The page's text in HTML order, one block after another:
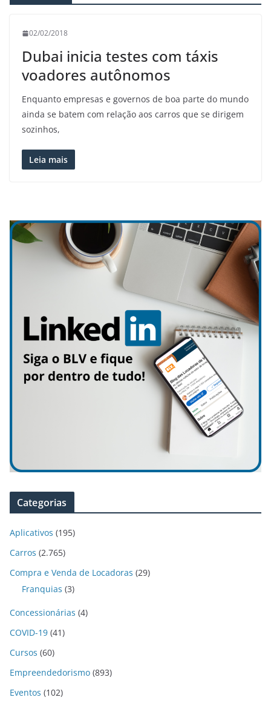
02/02/2018
Dubai inicia testes com táxis
voadores autônomos
Enquanto empresas e governos de boa parte do mundo
ainda se batem com relação aos carros que se dirigem
sozinhos,
Leia mais
Categorias
Aplicativos (195)
Carros (2.765)
Compra e Venda de Locadoras (29)
Franquias (3)
Concessionárias (4)
COVID-19 (41)
Cursos (60)
Empreendedorismo (893)
Eventos (102)